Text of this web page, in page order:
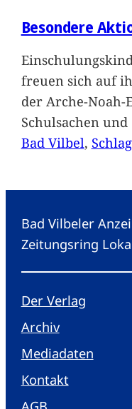
Besondere
freuen sich auf
der Arche-Noah-
Schulsachen und
Bad Vilbel,
Bad Vilbeler
Zeitungsring
Der Verlag
Archiv
Mediadaten
Kontakt